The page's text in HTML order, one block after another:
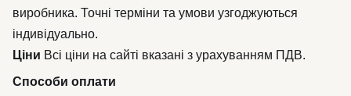
виробника. Точні терміни та умови узгоджуються
індивідуально.
Ціни Всі ціни на сайті вказані з урахуванням ПДВ.
Способи оплати